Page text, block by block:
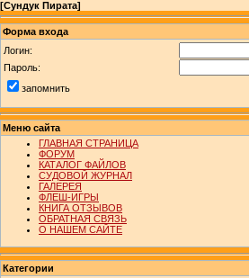
[Сундук Пирата]
Форма входа
Логин:
Пароль:
запомнить
Меню сайта
ГЛАВНАЯ СТРАНИЦА
ФОРУМ
КАТАЛОГ ФАЙЛОВ
СУДОВОЙ ЖУРНАЛ
ГАЛЕРЕЯ
ФЛЕШ-ИГРЫ
КНИГА ОТЗЫВОВ
ОБРАТНАЯ СВЯЗЬ
О НАШЕМ САЙТЕ
Категории